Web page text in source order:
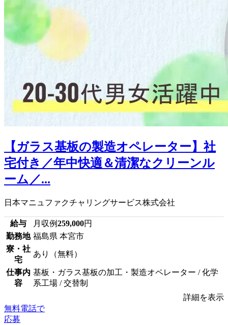
【ガラス基板の製造オペレーター】社
宅付き／年中快適＆清潔なクリーンル
ーム／...
日本マニュファクチャリングサービス株式会社
給与 月収例259,000円
勤務地 福島県 本宮市
寮・社
宅
あり（無料）
仕事内
容
基板・ガラス基板の加工・製造オペレーター / 化学
系工場 / 交替制
詳細を表示
無料電話で
応募